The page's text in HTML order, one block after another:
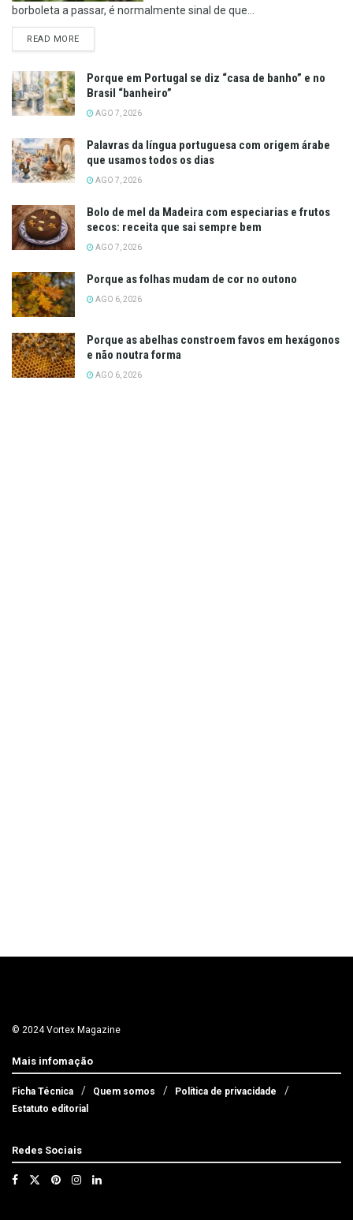
borboleta a passar, é normalmente sinal de que...
READ MOREDETAILS
Porque em Portugal se diz “casa de banho” e no
Brasil “banheiro”
AGO 7, 2026
Palavras da língua portuguesa com origem árabe
que usamos todos os dias
AGO 7, 2026
Bolo de mel da Madeira com especiarias e frutos
secos: receita que sai sempre bem
AGO 7, 2026
Porque as folhas mudam de cor no outono
AGO 6, 2026
Porque as abelhas constroem favos em hexágonos
e não noutra forma
AGO 6, 2026
© 2024 Vortex Magazine
Mais infomação
Ficha Técnica Quem somos
Política de privacidade
Estatuto editorial
Redes Sociais